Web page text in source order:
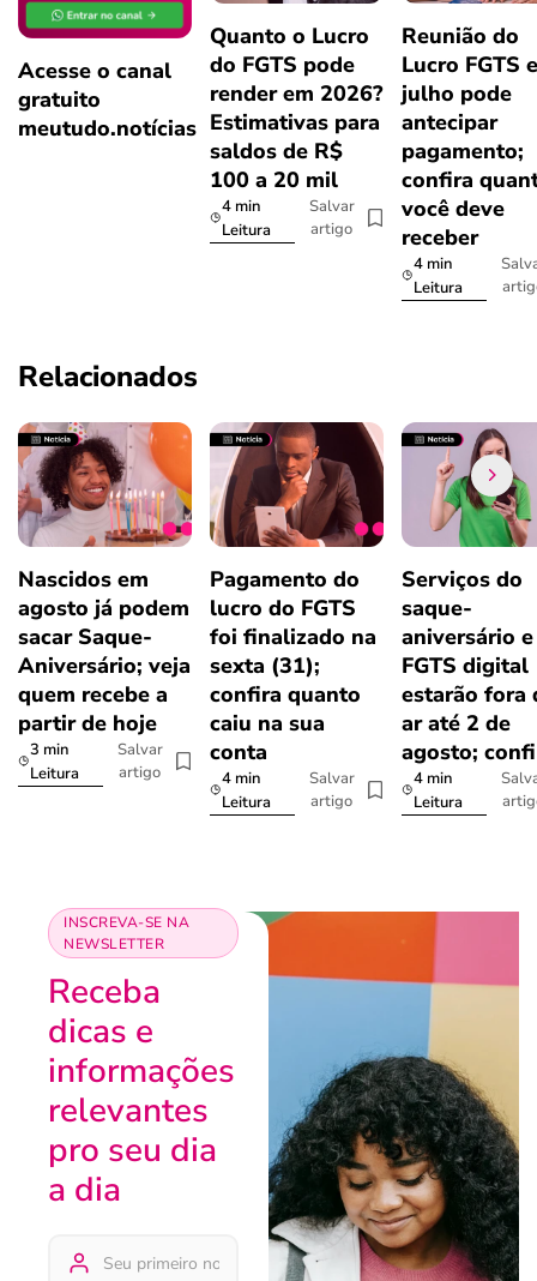
Acesse o canal
gratuito
meutudo.notícias
Quanto o Lucro
do FGTS pode
render em 2026?
Estimativas para
saldos de R$
100 a 20 mil
4 min
Leitura
Salvar
artigo
Reunião do
Lucro FGTS
julho pode
antecipar
pagamento;
confira
você deve
receber
4 min
Leitura
Relacionados
Nascidos em
agosto já podem
sacar Saque-
Aniversário; veja
quem recebe a
partir de hoje
3 min
Leitura
Salvar
artigo
Pagamento do
lucro do FGTS
foi finalizado na
sexta (31);
confira quanto
caiu na sua
conta
4 min
Leitura
Salvar
artigo
Serviços do
saque-
aniversário e
FGTS digital
estarão fora
ar até 2 de
agosto;
4 min
Leitura
INSCREVA-SE NA
NEWSLETTER
Receba
dicas e
informações
relevantes
pro seu dia
a dia